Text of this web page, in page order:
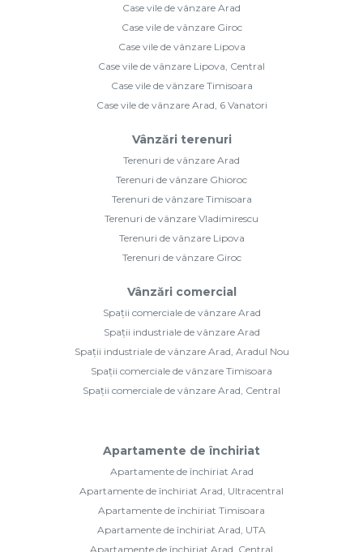
Case vile de vânzare Arad
Case vile de vânzare Giroc
Case vile de vânzare Lipova
Case vile de vânzare Lipova, Central
Case vile de vânzare Timisoara
Case vile de vânzare Arad, 6 Vanatori
Vânzări terenuri
Terenuri de vânzare Arad
Terenuri de vânzare Ghioroc
Terenuri de vânzare Timisoara
Terenuri de vânzare Vladimirescu
Terenuri de vânzare Lipova
Terenuri de vânzare Giroc
Vânzări comercial
Spații comerciale de vânzare Arad
Spații industriale de vânzare Arad
Spații industriale de vânzare Arad, Aradul Nou
Spații comerciale de vânzare Timisoara
Spații comerciale de vânzare Arad, Central
Apartamente de închiriat
Apartamente de închiriat Arad
Apartamente de închiriat Arad, Ultracentral
Apartamente de închiriat Timisoara
Apartamente de închiriat Arad, UTA
Apartamente de închiriat Arad, Central